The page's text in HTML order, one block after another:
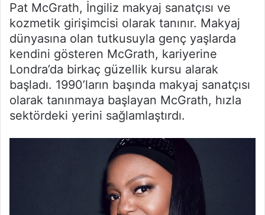
Pat McGrath, İngiliz makyaj sanatçısı ve
kozmetik girişimcisi olarak tanınır. Makyaj
dünyasına olan tutkusuyla genç yaşlarda
kendini gösteren McGrath, kariyerine
Londra’da birkaç güzellik kursu alarak
başladı. 1990’ların başında makyaj sanatçısı
olarak tanınmaya başlayan McGrath, hızla
sektördeki yerini sağlamlaştırdı.